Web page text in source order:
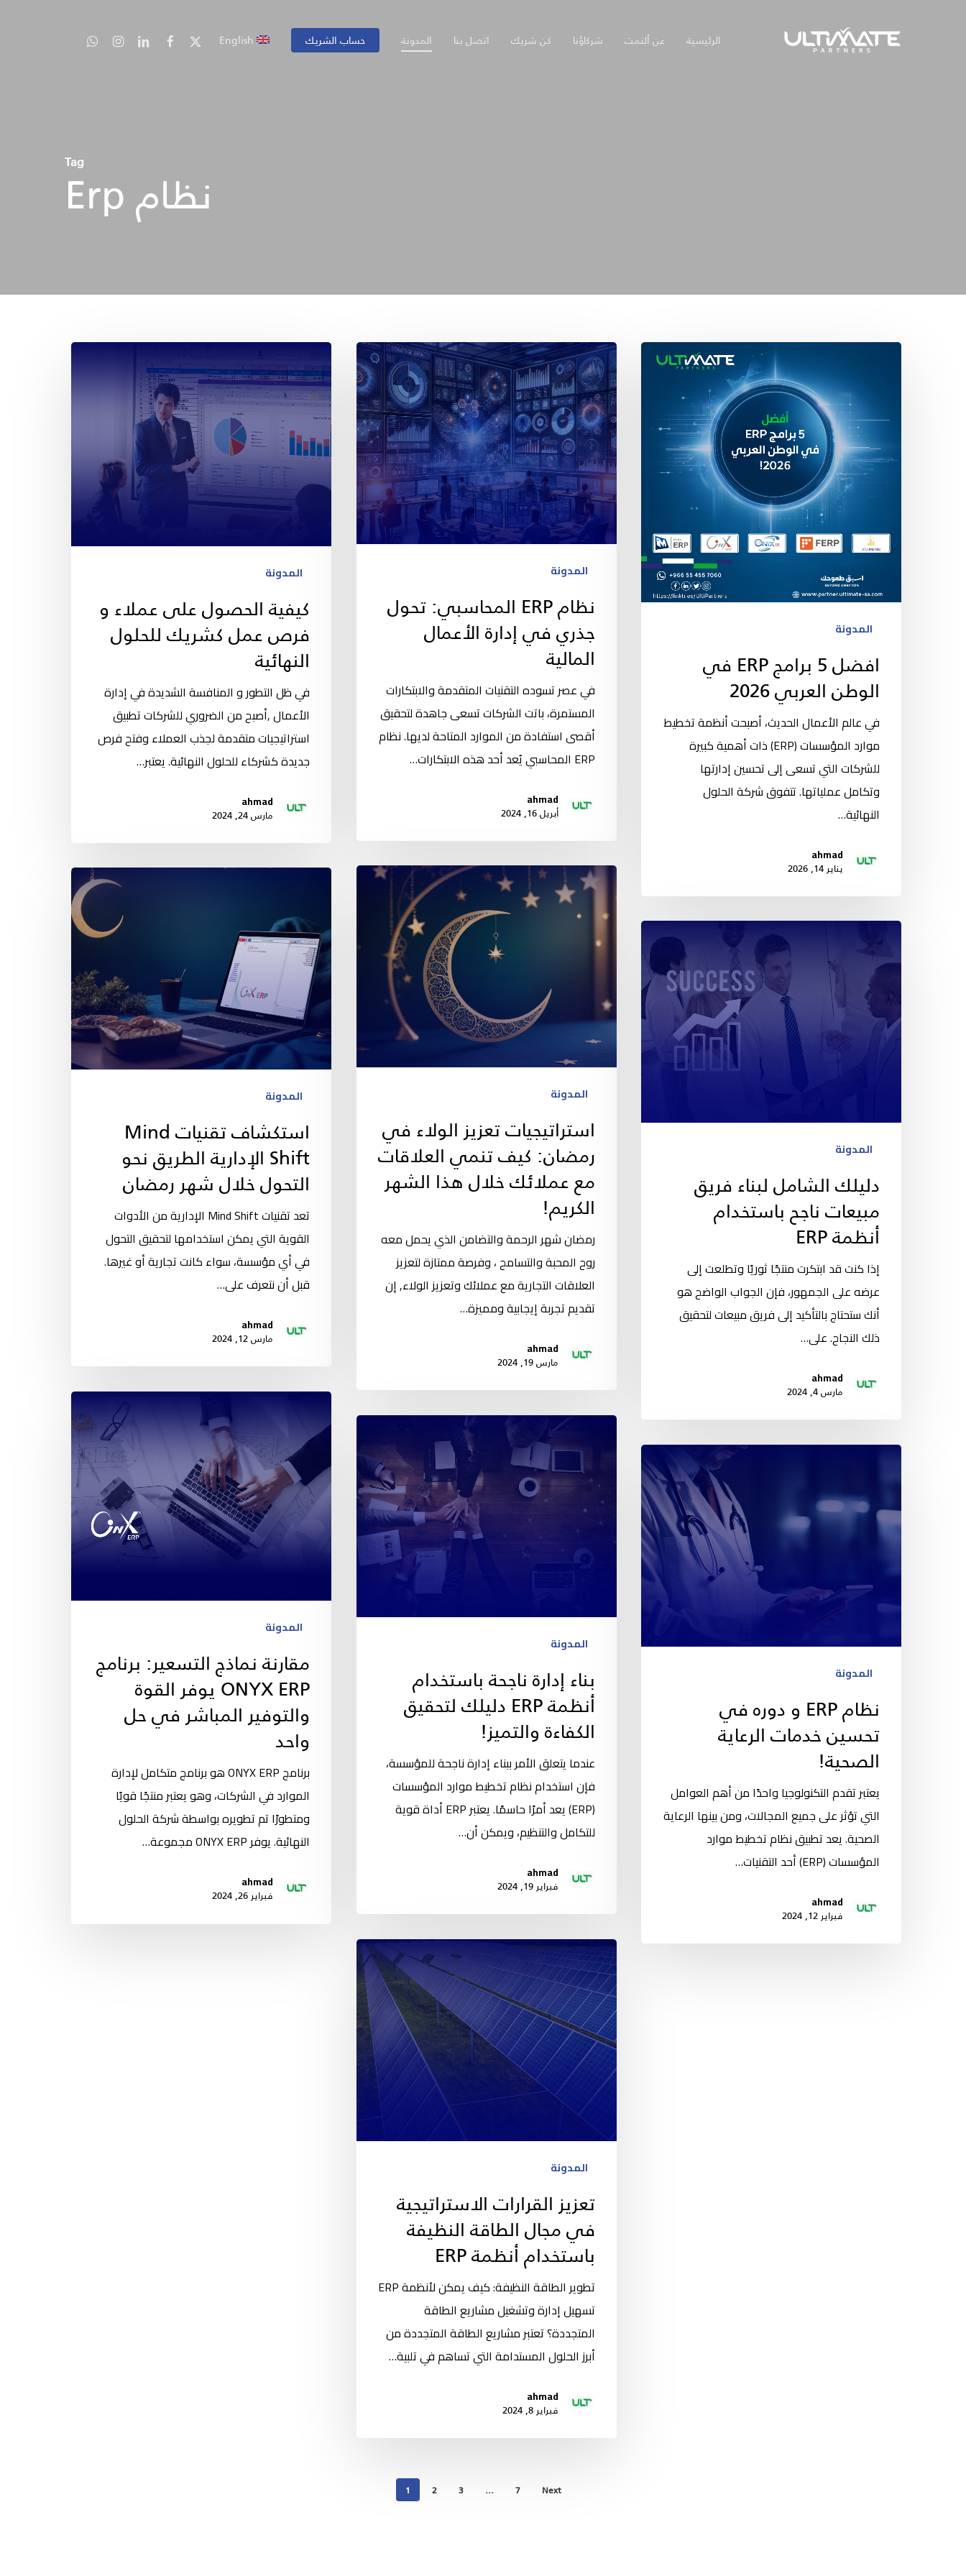
الرئيسية عن ألتمت شركاؤنا كن شريك اتصل بنا المدونة حساب الشريك English
Tag نظام Erp
المدونة
افضل 5 برامج ERP في
الوطن العربي 2026
في عالم الأعمال الحديث، أصبحت أنظمة تخطيط
موارد المؤسسات (ERP) ذات أهمية كبيرة
للشركات التي تسعى إلى تحسين إدارتها
وتكامل عملياتها. تتفوق شركة الحلول
النهائية…
ahmad
يناير 14, 2026
المدونة
نظام ERP المحاسبي: تحول
جذري في إدارة الأعمال
المالية
في عصر تسوده التقنيات المتقدمة والابتكارات
المستمرة، باتت الشركات تسعى جاهدة لتحقيق
أقصى استفادة من الموارد المتاحة لديها. نظام
ERP المحاسبي يُعد أحد هذه الابتكارات…
ahmad
أبريل 16, 2024
المدونة
كيفية الحصول على عملاء و
فرص عمل كشريك للحلول
النهائية
في ظل التطور و المنافسة الشديدة في إدارة
الأعمال ,أصبح من الضروري للشركات تطبيق
استراتيجيات متقدمة لجذب العملاء وفتح فرص
جديدة كشركاء للحلول النهائية. يعتبر…
ahmad
مارس 24, 2024
المدونة
استراتيجيات تعزيز الولاء في
رمضان: كيف تنمي العلاقات
مع عملائك خلال هذا الشهر
الكريم!
رمضان شهر الرحمة والتضامن الذي يحمل معه
روح المحبة والتسامح ، وفرصة ممتازة لتعزيز
العلاقات التجارية مع عملائك وتعزيز الولاء, إن
تقديم تجربة إيجابية ومميزة…
ahmad
مارس 19, 2024
المدونة
استكشاف تقنيات Mind
Shift الإدارية الطريق نحو
التحول خلال شهر رمضان
تعد تقنيات Mind Shift الإدارية من الأدوات
القوية التي يمكن استخدامها لتحقيق التحول
في أي مؤسسة، سواء كانت تجارية أو غيرها.
قبل أن نتعرف على…
ahmad
مارس 12, 2024
المدونة
دليلك الشامل لبناء فريق
مبيعات ناجح باستخدام
أنظمة ERP
إذا كنت قد ابتكرت منتجًا ثوريًا وتطلعت إلى
عرضه على الجمهور، فإن الجواب الواضح هو
أنك ستحتاج بالتأكيد إلى فريق مبيعات لتحقيق
ذلك النجاح. على…
ahmad
مارس 4, 2024
المدونة
مقارنة نماذج التسعير: برنامج
ONYX ERP يوفر القوة
والتوفير المباشر في حل
واحد
برنامج ONYX ERP هو برنامج متكامل لإدارة
الموارد في الشركات، وهو يعتبر منتجًا قويًا
ومتطورًا تم تطويره بواسطة شركة الحلول
النهائية. يوفر ONYX ERP مجموعة…
ahmad
فبراير 26, 2024
المدونة
بناء إدارة ناجحة باستخدام
أنظمة ERP دليلك لتحقيق
الكفاءة والتميز!
عندما يتعلق الأمر ببناء إدارة ناجحة للمؤسسة،
فإن استخدام نظام تخطيط موارد المؤسسات
(ERP) يعد أمرًا حاسمًا. يعتبر ERP أداة قوية
للتكامل والتنظيم، ويمكن أن…
ahmad
فبراير 19, 2024
المدونة
نظام ERP و دوره في
تحسين خدمات الرعاية
الصحية!
يعتبر تقدم التكنولوجيا واحدًا من أهم العوامل
التي تؤثر على جميع المجالات، ومن بينها الرعاية
الصحية. يعد تطبيق نظام تخطيط موارد
المؤسسات (ERP) أحد التقنيات…
ahmad
فبراير 12, 2024
المدونة
تعزيز القرارات الاستراتيجية
في مجال الطاقة النظيفة
باستخدام أنظمة ERP
تطوير الطاقة النظيفة: كيف يمكن لأنظمة ERP
تسهيل إدارة وتشغيل مشاريع الطاقة
المتجددة؟ تعتبر مشاريع الطاقة المتجددة من
أبرز الحلول المستدامة التي تساهم في تلبية…
ahmad
فبراير 8, 2024
1 2 3 … 7 Next